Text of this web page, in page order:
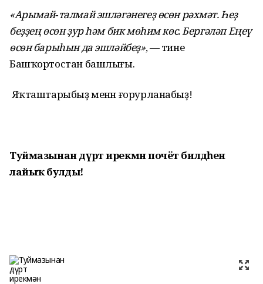
«Арымай‑талмай эшләгәнегеҙ өсөн рәхмәт. Һеҙ
беҙҙең өсөн ҙур һәм бик мөһим көс. Бергәләп Еңеү
өсөн барыһын да эшләйбеҙ», — тине
Башҡортостан башлығы.
Яҡташтарыбыҙ менән ғорурланабыҙ!
Туймазынан дүрт ирекмән почёт билдәһенә
лайыҡ булды!